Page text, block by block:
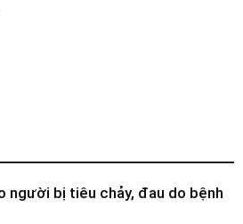
người bị tiêu chảy, đau do bệnh